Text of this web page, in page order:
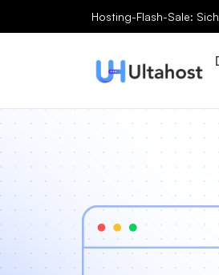
Hosting-Flash-Sale: